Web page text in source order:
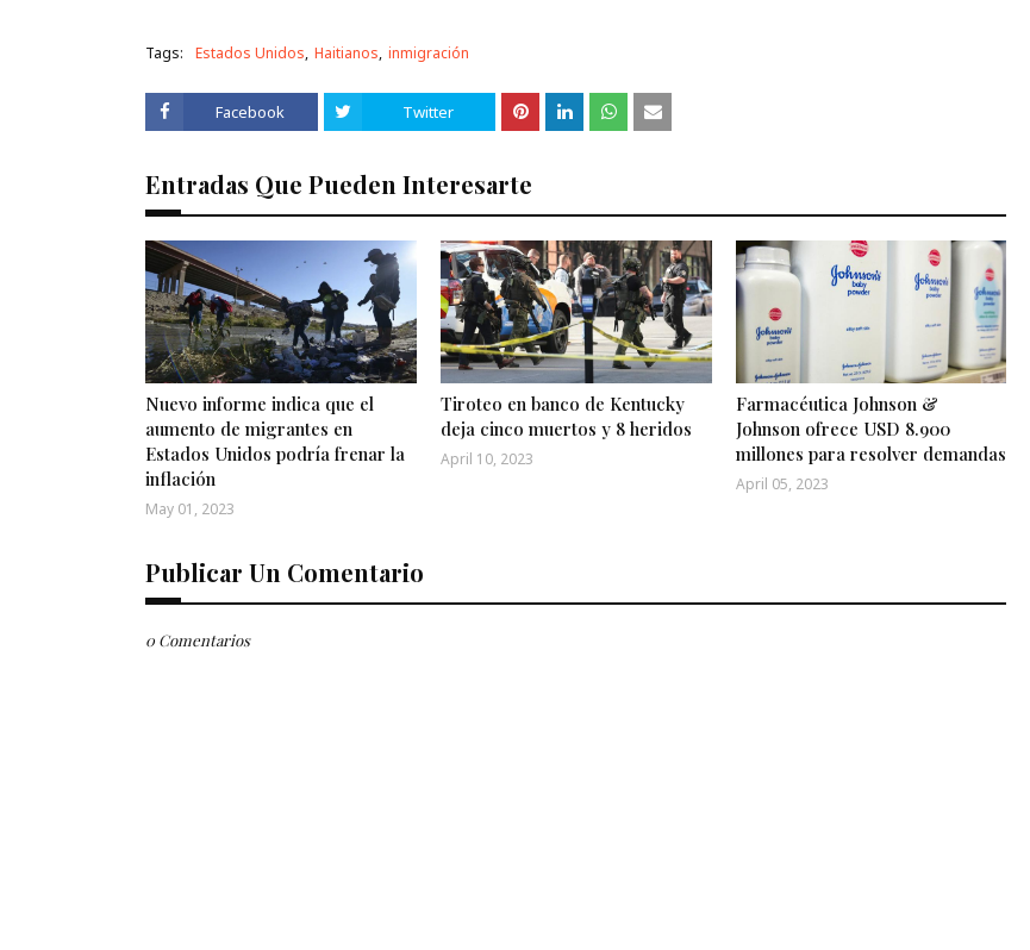
Tags: Estados Unidos Haitianos inmigración
Facebook Twitter
Entradas Que Pueden Interesarte
Nuevo informe indica que el
aumento de migrantes en
Estados Unidos podría frenar la
inflación
May 01, 2023
Tiroteo en banco de Kentucky
deja cinco muertos y 8 heridos
April 10, 2023
Farmacéutica Johnson &
Johnson ofrece USD 8.900
millones para resolver demandas
April 05, 2023
Publicar Un Comentario
0 Comentarios